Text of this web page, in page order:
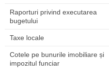
Raporturi privind executarea
bugetului
Taxe locale
Cotele pe bunurile imobiliare și
impozitul funciar